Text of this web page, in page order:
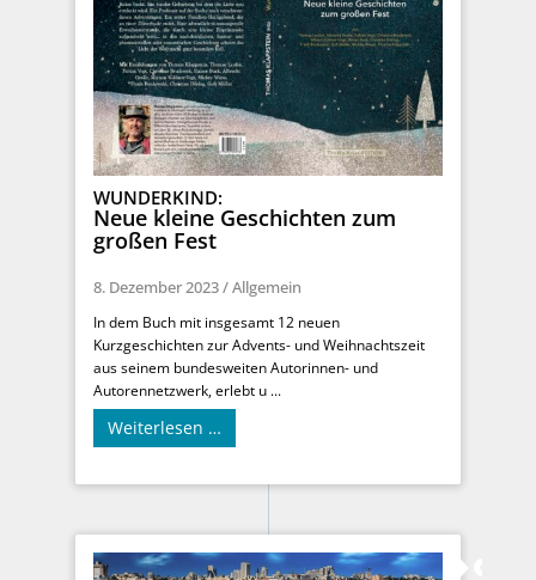
WUNDERKIND:
Neue kleine Geschichten zum
großen Fest
8. Dezember 2023/Allgemein
In dem Buch mit insgesamt 12 neuen
Kurzgeschichten zur Advents- und Weihnachtszeit
aus seinem bundesweiten Autorinnen- und
Autorennetzwerk, erlebt u ...
Weiterlesen …